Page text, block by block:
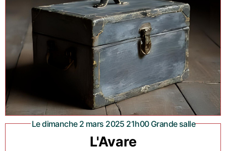
Le dimanche 2 mars 2025 21h00 Grande salle
L'Avare